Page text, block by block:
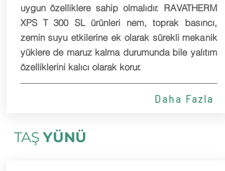
uygun özelliklere sahip olmalıdır. RAVATHERM
XPS T 300 SL ürünleri nem, toprak basıncı,
zemin suyu etkilerine ek olarak sürekli mekanik
yüklere de maruz kalma durumunda bile yalıtım
özelliklerini kalıcı olarak korur.
Daha Fazla
TAŞ YÜNÜ